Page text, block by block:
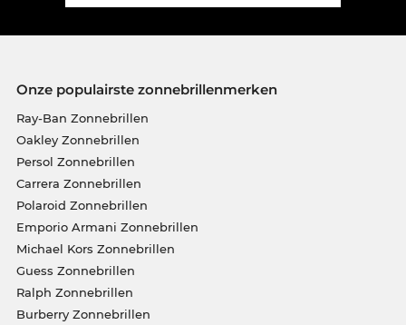
Onze populairste zonnebrillenmerken
Ray-Ban Zonnebrillen
Oakley Zonnebrillen
Persol Zonnebrillen
Carrera Zonnebrillen
Polaroid Zonnebrillen
Emporio Armani Zonnebrillen
Michael Kors Zonnebrillen
Guess Zonnebrillen
Ralph Zonnebrillen
Burberry Zonnebrillen